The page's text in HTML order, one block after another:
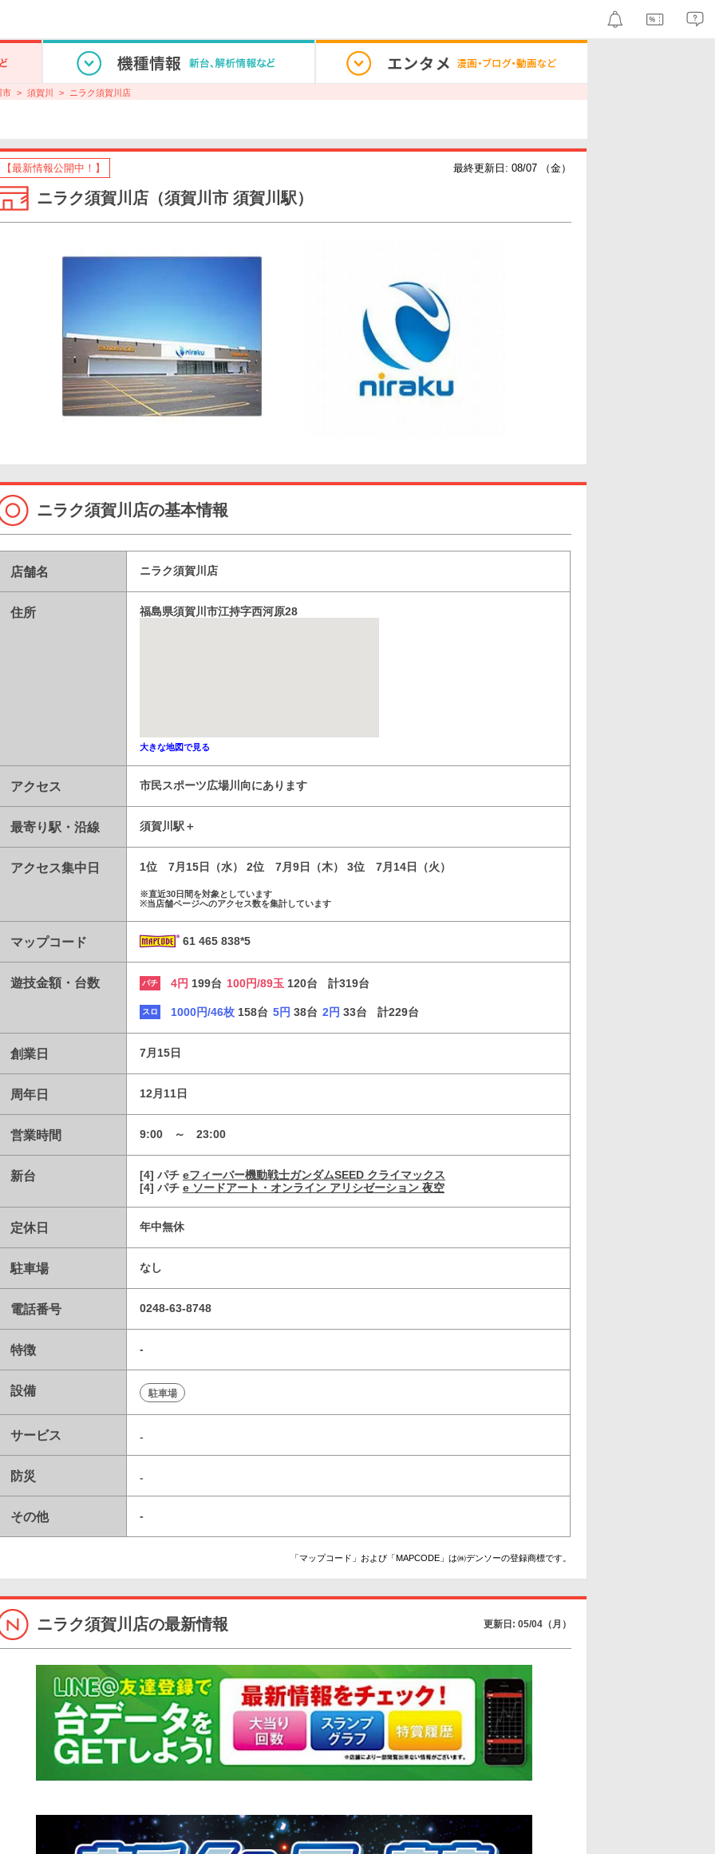
市 須賀川 ニラク須賀川店
【最新情報公開中！】 最終更新日: 08/07 （金）
ニラク須賀川店（須賀川市 須賀川駅）
ニラク須賀川店の基本情報
店舗名 ニラク須賀川店
住所 福島県須賀川市江持字西河原28
大きな地図で見る
アクセス 市民スポーツ広場川向にあります
最寄り駅・沿線 須賀川駅
アクセス集中日 1位 7月15日（水） 2位 7月9日（木） 3位 7月14日（火）
※直近30日間を対象としています
※当店舗ページへのアクセス数を集計しています
マップコード 61 465 838*5
遊技金額・台数 パチ 4円 199台 100円/89玉 120台 計319台
スロ 1000円/46枚 158台 5円 38台 2円 33台 計229台
創業日 7月15日
周年日 12月11日
営業時間 9:00 ～ 23:00
新台 [4] パチ eフィーバー機動戦士ガンダムSEED クライマックス
[4] パチ e ソードアート・オンライン アリシゼーション 夜空
定休日 年中無休
駐車場 なし
電話番号 0248-63-8748
特徴 -
設備 駐車場
サービス -
防災 -
その他 -
「マップコード」および「MAPCODE」は㈱デンソーの登録商標です。
ニラク須賀川店の最新情報 更新日: 05/04（月）